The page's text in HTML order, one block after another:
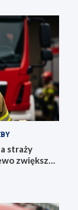
straży
zwiększa